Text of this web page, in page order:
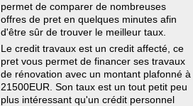
permet de comparer de nombreuses
offres de pret en quelques minutes afin
d'être sûr de trouver le meilleur taux.
Le credit travaux est un credit affecté, ce
pret vous permet de financer ses travaux
de rénovation avec un montant plafonné à
21500EUR. Son taux est un tout petit peu
plus intéressant qu'un crédit personnel